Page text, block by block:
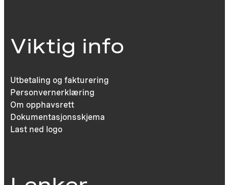
Viktig info
Utbetaling og fakturering
Personvernerklæring
Om opphavsrett
Dokumentasjonsskjema
Last ned logo